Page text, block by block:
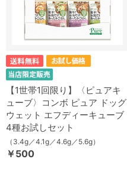
【1世帯1回限り】〈ピュアキ
ューブ〉コンボ ピュア ドッグ
ウェット エフディーキューブ
4種お試しセット
（3.4g／4.1g／4.6g／5.6g）
￥500